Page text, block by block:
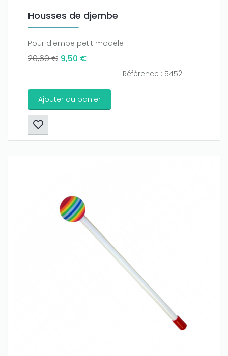
Housses de djembe
Pour djembe petit modèle
20,60 € 9,50 €
Référence : 5452
Ajouter au panier